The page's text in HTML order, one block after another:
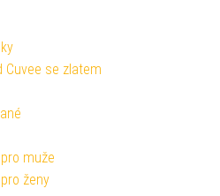
Cuvee se zlatem
muže
ženy